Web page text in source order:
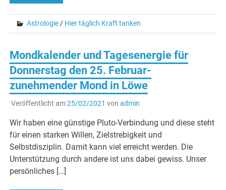
Astrologie / Hier täglich Kraft tanken
Mondkalender und Tagesenergie für
Donnerstag den 25. Februar-
zunehmender Mond in Löwe
Veröffentlicht am25/02/2021 von admin
Wir haben eine günstige Pluto-Verbindung und diese steht
für einen starken Willen, Zielstrebigkeit und
Selbstdisziplin. Damit kann viel erreicht werden. Die
Unterstützung durch andere ist uns dabei gewiss. Unser
persönliches […]